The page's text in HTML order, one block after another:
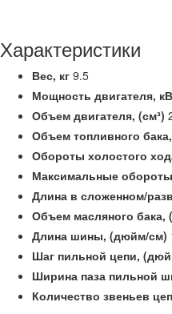
Характеристики
Вес, кг 9.5
Мощность двигателя,
Объем двигателя, (см³)
Объем топливного
Обороты холостого
Максимальные
Длина в сложенном/
Объем масляного бака,
Длина шины, (дюйм/см)
Шаг пильной цепи,
Ширина паза пильной
Количество звеньев